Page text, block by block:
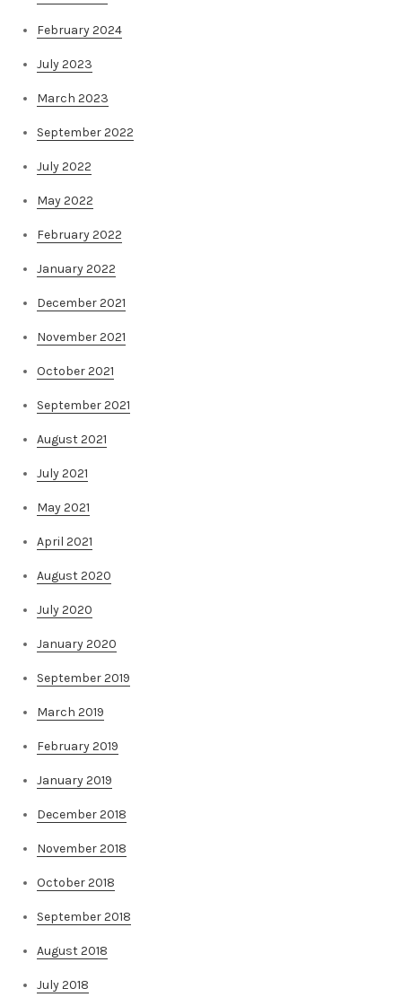
February 2024
July 2023
March 2023
September 2022
July 2022
May 2022
February 2022
January 2022
December 2021
November 2021
October 2021
September 2021
August 2021
July 2021
May 2021
April 2021
August 2020
July 2020
January 2020
September 2019
March 2019
February 2019
January 2019
December 2018
November 2018
October 2018
September 2018
August 2018
July 2018